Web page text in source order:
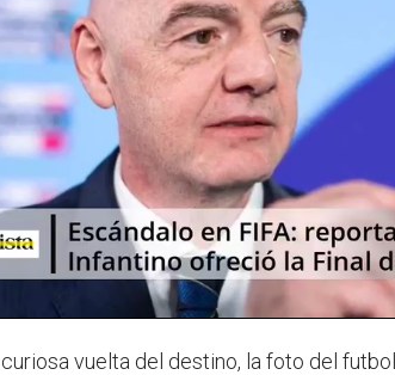
curiosa vuelta del destino, la foto del